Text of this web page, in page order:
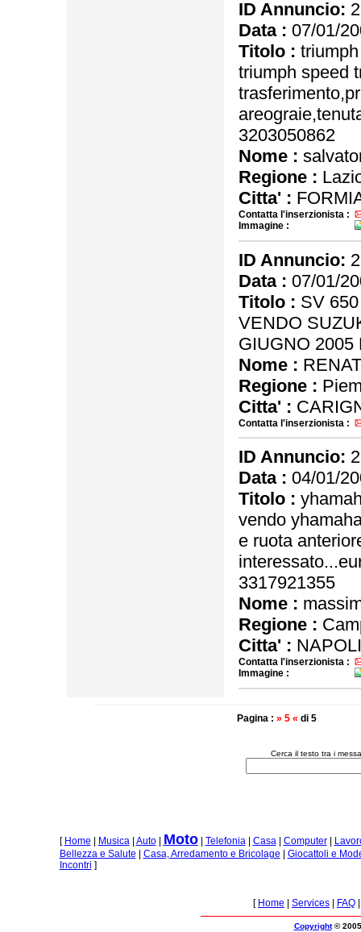
ID Annuncio:
Data : 07/01/
Titolo :
triumph speed
3203050862
Nome :
Regione :
Citta' :
Contatta l'inserzionista :
Immagine :
ID Annuncio:
Data : 07/01/
Titolo : SV
VENDO
GIUGNO 2005
Nome :
Regione :
Citta' :
Contatta l'inserzionista :
ID Annuncio:
Data : 04/01/
Titolo :
vendo
e ruota
3317921355
Nome :
Regione :
Citta' :
Contatta l'inserzionista :
Immagine :
Pagina : » 5 « di 5
Cerca il testo tra i
[ Home Musica| Auto| Moto| Telefonia| Casa| Computer|
Bellezza e Salute
Casa, Arredamento e Bricolage
Giocattoli e
Incontri ]
[ Home Services FAQ
Copyright©